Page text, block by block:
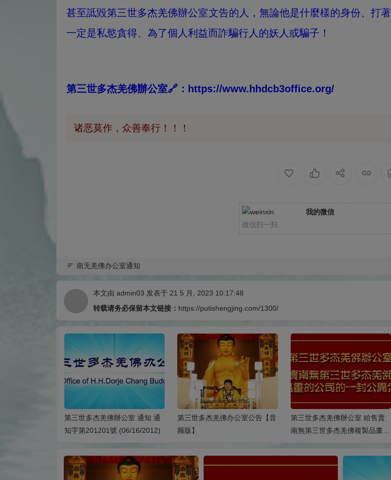
甚至詆毀第三世多杰羌佛辦公室文告的人，無論他是什麼樣的身份、打
一定是私慾貪得、為了個人利益而詐騙行人的妖人或騙子！
第三世多杰羌佛辦公室🔗：https://www.hhdcb3office.org/
诸恶莫作，众善奉行！！！
我的微信
微信扫一扫
南无羌佛办公室通知
本文由 admin03 发表于 21 5 月, 2023 10:17:48
转载请务必保留本文链接： https://putishengjing.com/1300/
第三世多杰羌佛辦公室 通知 通
知字第201201號 (06/16/2012)
第三世多杰羌佛办公室公告【音
频版】
第三世多杰羌佛辦公室 給售賣
南無第三世多杰羌佛複製品畫的